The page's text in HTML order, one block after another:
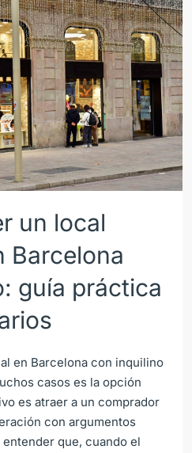
un local
Barcelona
guía práctica
en Barcelona con inquilino
casos es la opción
es atraer a un comprador
con argumentos
que, cuando el